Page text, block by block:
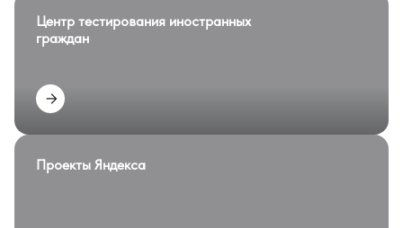
Центр тестирования иностранных
граждан
Проекты Яндекса